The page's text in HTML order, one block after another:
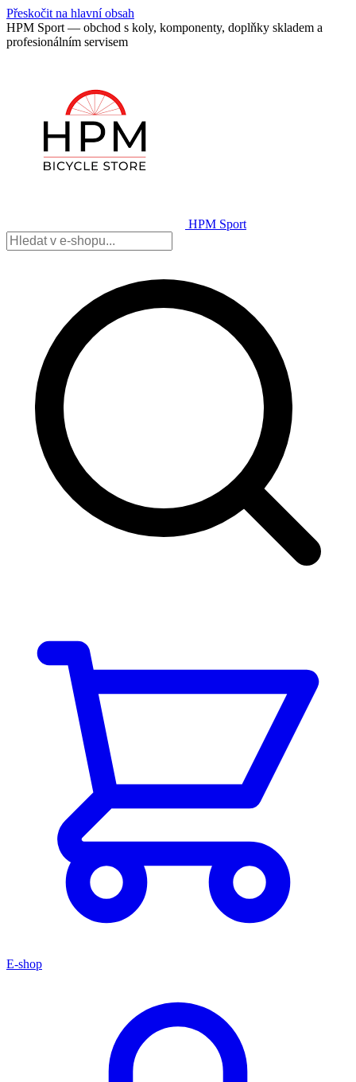
Přeskočit na hlavní obsah
HPM Sport — obchod s koly, komponenty, doplňky skladem a
profesionálním servisem
HPM Sport
E-shop